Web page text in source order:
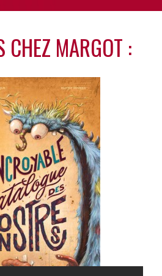
CHEZ MARGOT :